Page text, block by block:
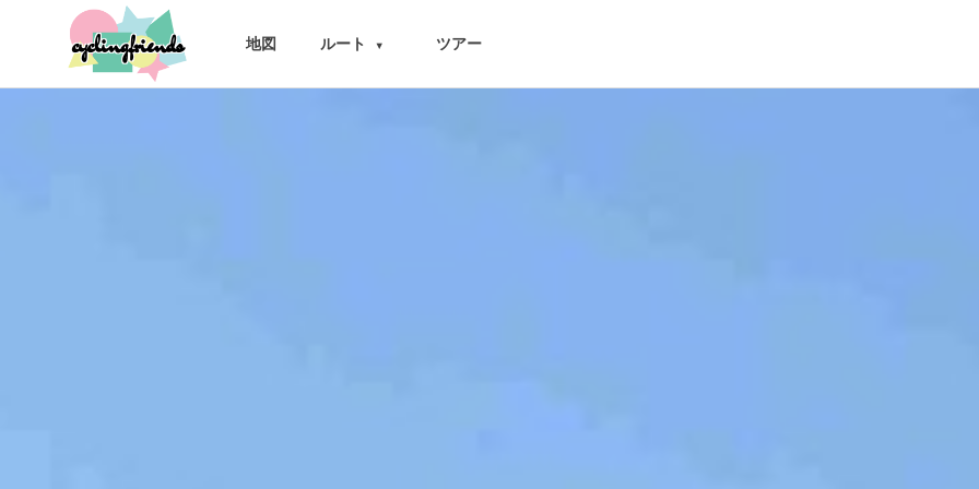
cyclingfriends 地図 ルート ▾ ツアー